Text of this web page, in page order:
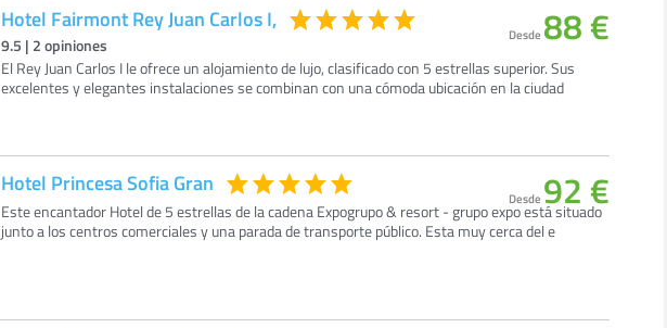
Hotel Fairmont Rey Juan Carlos I,
9.5 | 2 opiniones
El Rey Juan Carlos I le ofrece un alojamiento de lujo, clasificado con 5 estrellas superior. Sus
excelentes y elegantes instalaciones se combinan con una cómoda ubicación en la ciudad
Desde 88 €
Hotel Princesa Sofia Gran
Este encantador Hotel de 5 estrellas de la cadena Expogrupo & resort - grupo expo está situado
junto a los centros comerciales y una parada de transporte público. Esta muy cerca del e
Desde 92 €